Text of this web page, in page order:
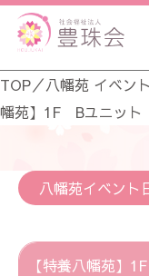
TOP／八幡苑 イベン
幡苑】1F Bユニット
八幡苑イベント
【特養八幡苑】